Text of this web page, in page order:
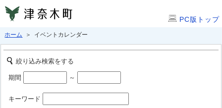
PC版トップ
ホーム ＞ イベントカレンダー
絞り込み検索をする
期間 ～
キーワード